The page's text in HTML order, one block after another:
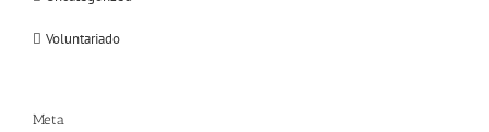
Voluntariado
Meta